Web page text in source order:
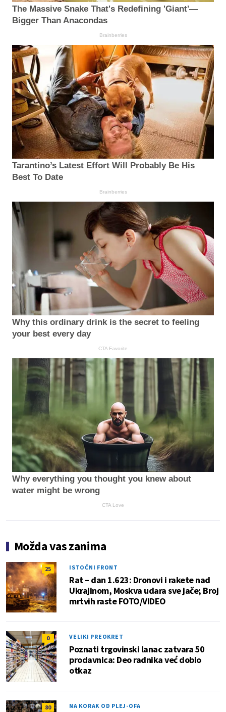
The Massive Snake That's Redefining 'Giant'—
Bigger Than Anacondas
Brainberries
Tarantino’s Latest Effort Will Probably Be His
Best To Date
Brainberries
Why this ordinary drink is the secret to feeling
your best every day
CTA Favorite
Why everything you thought you knew about
water might be wrong
CTA Love
Možda vas zanima
25 ISTOČNI FRONT
Rat – dan 1.623: Dronovi i rakete nad
Ukrajinom, Moskva udara sve jače; Broj
mrtvih raste FOTO/VIDEO
0 VELIKI PREOKRET
Poznati trgovinski lanac zatvara 50
prodavnica: Deo radnika već dobio
otkaz
80 NA KORAK OD PLEJ-OFA